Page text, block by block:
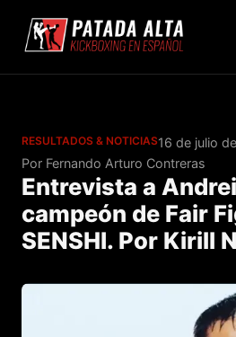
RESULTADOS & NOTICIAS16 de julio
Por Fernando Arturo Contreras
Entrevista a
campeón de Fair
SENSHI. Por Kirill